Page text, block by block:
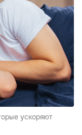
ускоряют